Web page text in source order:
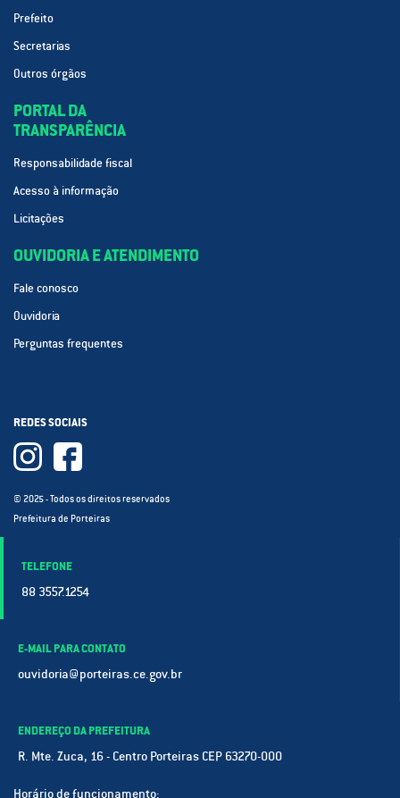
Prefeito
Secretarias
Outros órgãos
PORTAL DA
TRANSPARÊNCIA
Responsabilidade fiscal
Acesso à informação
Licitações
OUVIDORIA E ATENDIMENTO
Fale conosco
Ouvidoria
Perguntas frequentes
REDES SOCIAIS
© 2025 - Todos os direitos reservados
Prefeitura de Porteiras
TELEFONE
88 3557.1254
E-MAIL PARA CONTATO
ouvidoria@porteiras.ce.gov.br
ENDEREÇO DA PREFEITURA
R. Mte. Zuca, 16 - Centro Porteiras CEP 63270-000
Horário de funcionamento: